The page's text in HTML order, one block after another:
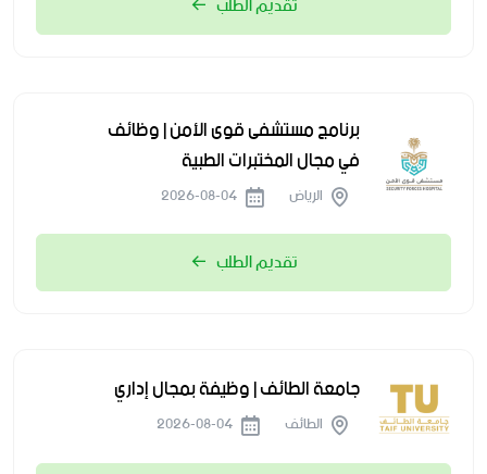
برنامج مستشفى قوى الأمن | وظائف
في مجال المختبرات الطبية
الرياض
تقديم الطلب
جامعة الطائف | وظيفة بمجال إداري
الطائف